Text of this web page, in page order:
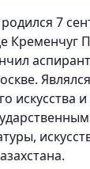
7
Кременчуг
искусства